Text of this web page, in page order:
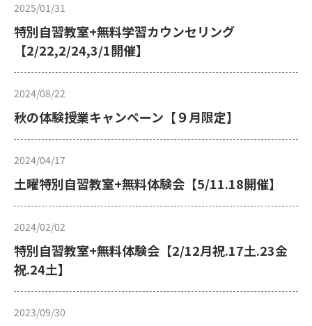
2025/01/31
特別自習教室+無料学習カウンセリング
【2/22,2/24,3/1開催】
2024/08/22
秋の体験授業キャンペーン【９月限定】
2024/04/17
土曜特別自習教室+無料体験会【5/11.18開催】
2024/02/02
特別自習教室+無料体験会【2/12月祝.17土.23金
祝.24土】
2023/09/30